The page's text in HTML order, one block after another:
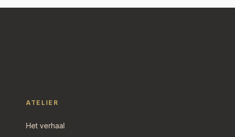
ATELIER
Het verhaal